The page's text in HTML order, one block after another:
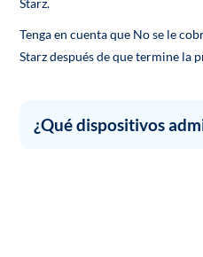
Tenga en cuenta que No se le
Starz después de que termine la
¿Qué dispositivos